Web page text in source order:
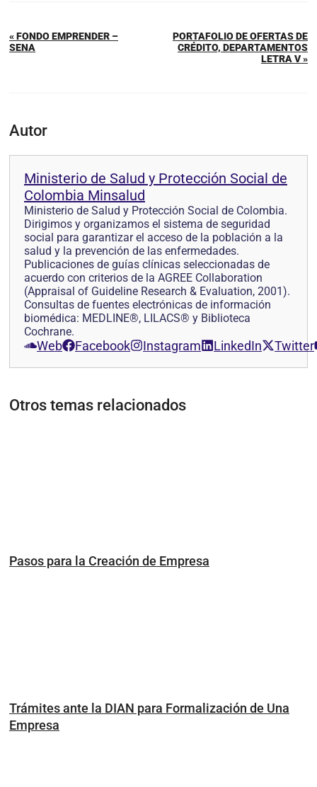
« FONDO EMPRENDER –
SENA
PORTAFOLIO DE OFERTAS DE
CRÉDITO, DEPARTAMENTOS
LETRA V »
Autor
Ministerio de Salud y Protección Social de
Colombia Minsalud
Ministerio de Salud y Protección Social de Colombia.
Dirigimos y organizamos el sistema de seguridad
social para garantizar el acceso de la población a la
salud y la prevención de las enfermedades.
Publicaciones de guías clínicas seleccionadas de
acuerdo con criterios de la AGREE Collaboration
(Appraisal of Guideline Research & Evaluation, 2001).
Consultas de fuentes electrónicas de información
biomédica: MEDLINE®, LILACS® y Biblioteca
Cochrane.
Web Facebook Instagram LinkedIn Twitter
Otros temas relacionados
Pasos para la Creación de Empresa
Trámites ante la DIAN para Formalización de Una
Empresa